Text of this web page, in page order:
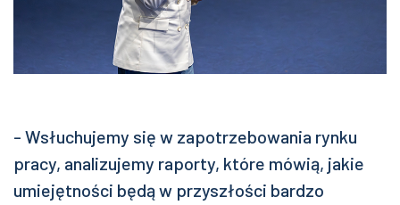
- Wsłuchujemy się w zapotrzebowania rynku
pracy, analizujemy raporty, które mówią, jakie
umiejętności będą w przyszłości bardzo